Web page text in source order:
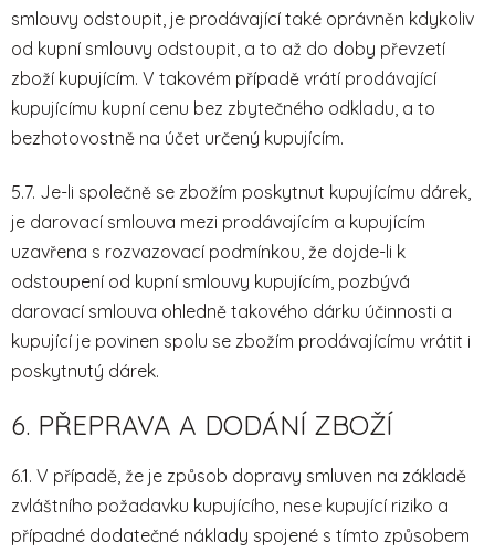
smlouvy odstoupit, je prodávající také oprávněn kdykoliv
od kupní smlouvy odstoupit, a to až do doby převzetí
zboží kupujícím. V takovém případě vrátí prodávající
kupujícímu kupní cenu bez zbytečného odkladu, a to
bezhotovostně na účet určený kupujícím.
5.7. Je-li společně se zbožím poskytnut kupujícímu dárek,
je darovací smlouva mezi prodávajícím a kupujícím
uzavřena s rozvazovací podmínkou, že dojde-li k
odstoupení od kupní smlouvy kupujícím, pozbývá
darovací smlouva ohledně takového dárku účinnosti a
kupující je povinen spolu se zbožím prodávajícímu vrátit i
poskytnutý dárek.
6. PŘEPRAVA A DODÁNÍ ZBOŽÍ
6.1. V případě, že je způsob dopravy smluven na základě
zvláštního požadavku kupujícího, nese kupující riziko a
případné dodatečné náklady spojené s tímto způsobem